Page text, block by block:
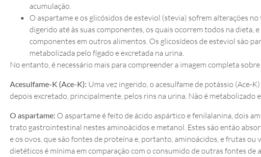
acumulação.
O aspartame e os glicósidos de esteviol (stevia) sofrem alterações
digerido até às suas componentes, os quais ocorrem todos na dieta,
componentes em outros alimentos. Os glicosídeos de esteviol são
metabolizada pelo fígado e excretada na urina.
No entanto, é necessário mais para compreender a imagem completa
Acesulfame-K (Ace-K): Uma vez ingerido, o acesulfame de potássio (Ace-
depois excretado, principalmente, pelos rins na urina. Não é metabolizado
O aspartame: O aspartame é feito de ácido aspártico e fenilalanina, dois
trato gastrointestinal nestes aminoácidos e metanol. Estes são então
e os ovos, que são fontes de proteína e, portanto, aminoácidos, e frutas
dietéticos é mínima em comparação com o consumido de outras fontes